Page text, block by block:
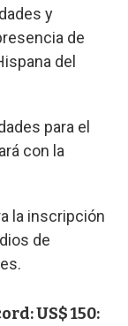
y
de
del
para el
con la
la inscripción
de
US$ 150: